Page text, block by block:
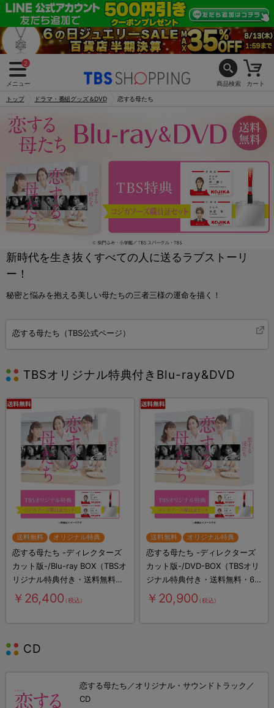
2
メニュー 商品検索 カート
トップ ドラマ・番組グッズ＆DVD 恋する母たち
新時代を生き抜くすべての人に送るラブストーリ
ー！
秘密と悩みを抱える美しい母たちの三者三様の運命を描く！
恋する母たち（TBS公式ページ）
TBSオリジナル特典付きBlu-ray&DVD
送料無料 オリジナル特典
恋する母たち -ディレクターズ
カット版-/Blu-ray BOX（TBSオ
リジナル特典付き・送料無料・
4枚組）
￥26,400（税込）
送料無料 オリジナル特典
恋する母たち -ディレクターズ
カット版-/DVD-BOX（TBSオリ
ジナル特典付き・送料無料・6
枚組）
￥20,900（税込）
CD
恋する母たち／オリジナル・サウンドトラック／
CD